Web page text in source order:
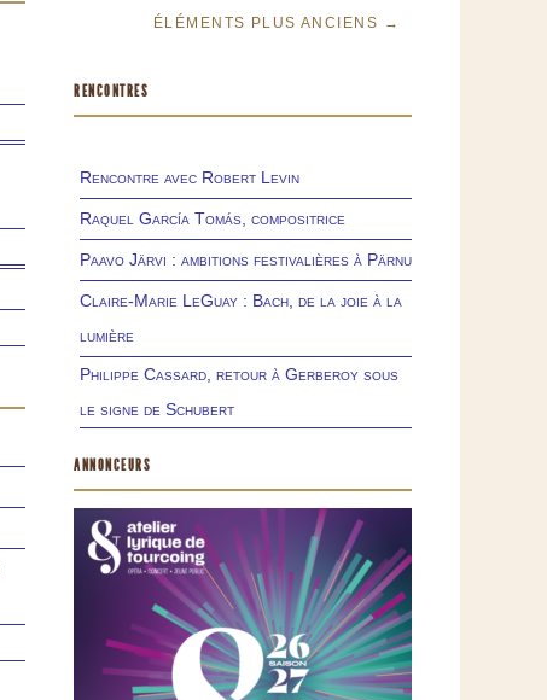
ÉLÉMENTS PLUS ANCIENS →
RENCONTRES
Rencontre avec Robert Levin
Raquel García Tomás, compositrice
Paavo Järvi : ambitions festivalières à Pärnu
Claire-Marie LeGuay : Bach, de la joie à la
lumière
Philippe Cassard, retour à Gerberoy sous
le signe de Schubert
ANNONCEURS